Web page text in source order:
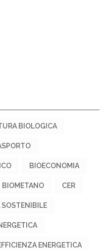
BIOLOGICA
BIOECONOMIA
BIOMETANO CER
SOSTENIBILE
ENERGETICA